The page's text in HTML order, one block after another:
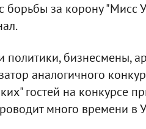
борьбы за корону "Мисс
политики, бизнесмены,
аналогичного
гостей на конкурсе
много времени в